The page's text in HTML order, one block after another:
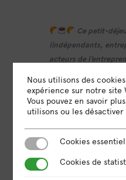
Ce petit-
(indépendants,
acteurs de
une ou plusieurs de
DATE
Nous utilisons des
expérience sur notre site
Vous pouvez en savoir
utilisons ou les désactiver
Cookies essentiels au
Cookies
Cookies de statistiques
Cookies de